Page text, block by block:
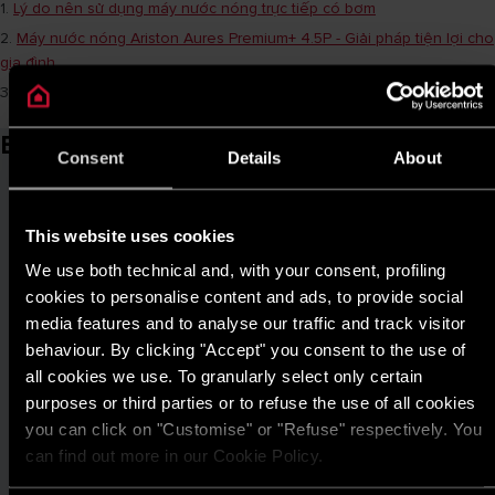
Consent Details About
This website uses cookies
We use both technical and, with your consent, profiling
cookies to personalise content and ads, to provide social
media features and to analyse our traffic and track visitor
behaviour. By clicking "Accept" you consent to the use of
all cookies we use. To granularly select only certain
purposes or third parties or to refuse the use of all cookies
you can click on "Customise" or "Refuse" respectively. You
can find out more in our Cookie Policy.
1. Lý do nên sử dụng máy nước nóng trực tiếp có bơm
2. Máy nước nóng Ariston Aures Premium+ 4.5P - Giải pháp tiện lợi cho
gia đình
3.
Nên dùng máy nước nóng trực tiếp hay gián tiếp phù hợp?
Bài viết liên quan